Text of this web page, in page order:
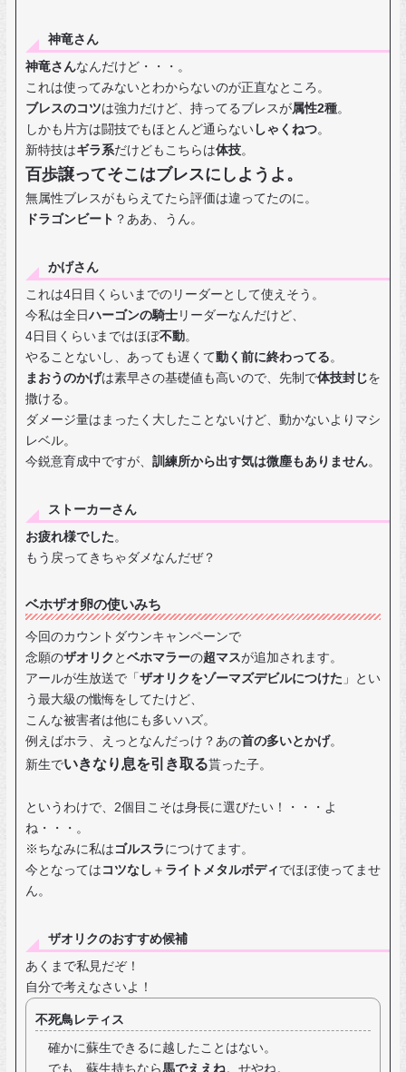
神竜さん
神竜さんなんだけど・・・。
これは使ってみないとわからないのが正直なところ。
ブレスのコツは強力だけど、持ってるブレスが属性2種。
しかも片方は闘技でもほとんど通らない しゃくねつ。
新特技はギラ系だけどもこちらは体技。
百歩譲ってそこはブレスにしようよ。
無属性ブレスがもらえてたら評価は違ってたのに。
ドラゴンビート ？ああ、うん。
かげさん
これは4日目くらいまでのリーダーとして使えそう。
今私は全日ハーゴンの騎士 リーダーなんだけど、
4日目くらいまではほぼ不動。
やることないし、あっても遅くて動く前に終わってる 。
まおうのかげは素早さの基礎値も高いので、先制で体技封じを
撒ける。
ダメージ量はまったく大したことないけど、動かないよりマシ
レベル。
今鋭意育成中ですが、 訓練所から出す気は微塵もありません。
ストーカーさん
お疲れ様でした 。
もう戻ってきちゃダメなんだぜ？
ベホザオ卵の使いみち
今回のカウントダウンキャンペーンで
念願のザオリク と ベホマラーの超マスが追加されます。
アールが生放送で「 ザオリクをゾーマズデビルにつけた 」とい
う最大級の懺悔をしてたけど、
こんな被害者は他にも多いハズ。
例えばホラ、えっとなんだっけ？あの首の多いとかげ。
新生でいきなり息を引き取る貰った子。
というわけで、2個目こそは身長に選びたい！・・・よ
ね・・・。
※ちなみに私はゴルスラ につけてます。
今となっては コツなし ＋ ライトメタルボディ でほぼ使ってませ
ん。
ザオリクのおすすめ候補
あくまで私見だぞ！
自分で考えなさいよ！
不死鳥レティス
確かに蘇生できるに越したことはない。
でも、蘇生持ちなら馬でええね。せやね。